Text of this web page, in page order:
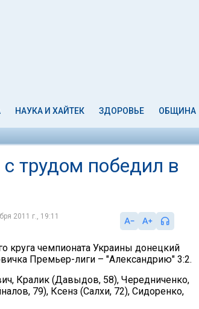
НАУКА И ХАЙТЕК ЗДОРОВЬЕ ОБЩИНА
трудом победил в
2011 г., 19:11
круга чемпионата Украины донецкий
Премьер-лиги – "Александрию" 3:2.
Кралик (Давыдов, 58), Чередниченко,
79), Ксенз (Салхи, 72), Сидоренко,